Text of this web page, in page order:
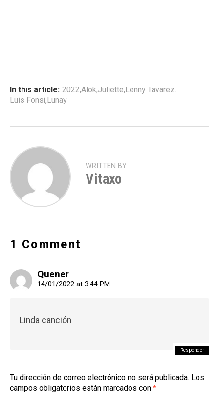
In this article: 2022,Alok,Juliette,Lenny Tavarez,
Luis Fonsi,Lunay
WRITTEN BY
Vitaxo
1 Comment
Quener
14/01/2022 at 3:44 PM
Linda canción
Responder
Tu dirección de correo electrónico no será publicada. Los
campos obligatorios están marcados con *